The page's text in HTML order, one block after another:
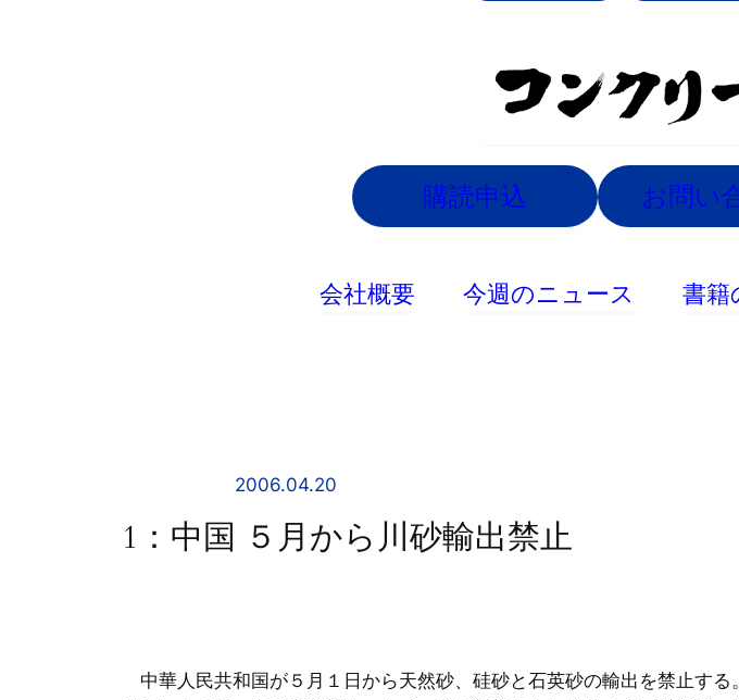
購読申込 お問い
会社概要 今週のニュース 書籍
2006.04.20
1：中国 ５月から川砂輸出禁止
中華人民共和国が５月１日から天然砂、硅砂と石英砂の輸出を禁止す